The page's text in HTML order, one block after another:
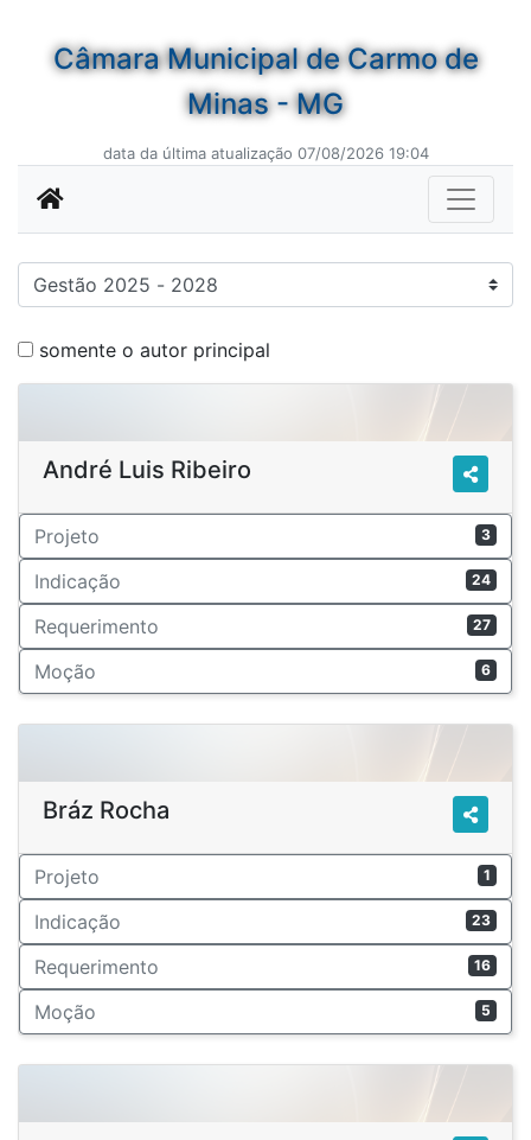
Câmara Municipal de Carmo de
Minas - MG
data da última atualização 07/08/2026 19:04
somente o autor principal
André Luis Ribeiro
Projeto 3
Indicação 24
Requerimento 27
Moção 6
Bráz Rocha
Projeto 1
Indicação 23
Requerimento 16
Moção 5